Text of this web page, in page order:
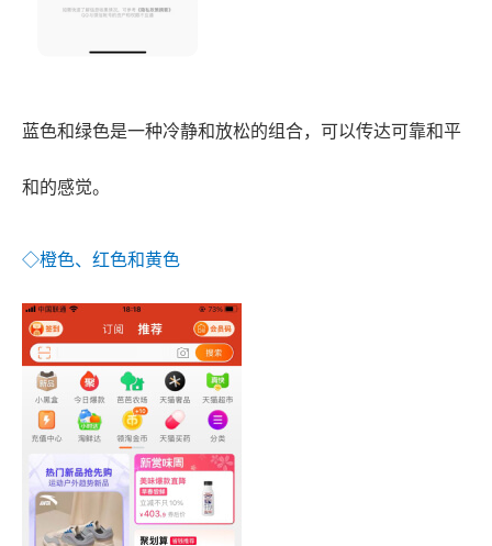
蓝色和绿色是一种冷静和放松的组合，可以传达可靠和平
和的感觉。
◇橙色、红色和黄色